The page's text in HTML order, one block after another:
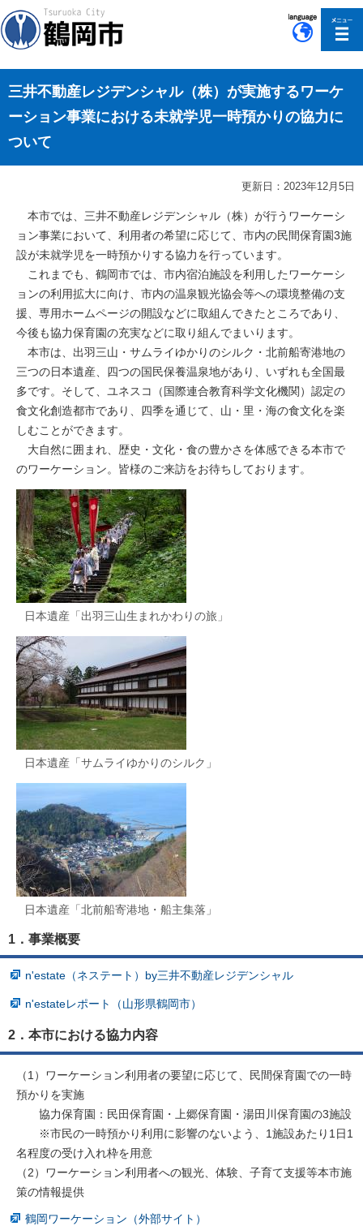
三井不動産レジデンシャル（株）が実施するワーケ
ーション事業における未就学児一時預かりの協力に
ついて
更新日：2023年12月5日
本市では、三井不動産レジデンシャル（株）が行うワーケーシ
ョン事業において、利用者の希望に応じて、市内の民間保育園3施
設が未就学児を一時預かりする協力を行っています。
これまでも、鶴岡市では、市内宿泊施設を利用したワーケーシ
ョンの利用拡大に向け、市内の温泉観光協会等への環境整備の支
援、専用ホームページの開設などに取組んできたところであり、
今後も協力保育園の充実などに取り組んでまいります。
本市は、出羽三山・サムライゆかりのシルク・北前船寄港地の
三つの日本遺産、四つの国民保養温泉地があり、いずれも全国最
多です。そして、ユネスコ（国際連合教育科学文化機関）認定の
食文化創造都市であり、四季を通じて、山・里・海の食文化を楽
しむことができます。
大自然に囲まれ、歴史・文化・食の豊かさを体感できる本市で
のワーケーション。皆様のご来訪をお待ちしております。
日本遺産「出羽三山生まれかわりの旅」
日本遺産「サムライゆかりのシルク」
日本遺産「北前船寄港地・船主集落」
1．事業概要
n'estate（ネステート）by三井不動産レジデンシャル
n'estateレポート（山形県鶴岡市）
2．本市における協力内容
（1）ワーケーション利用者の要望に応じて、民間保育園での一時
預かりを実施
協力保育園：民田保育園・上郷保育園・湯田川保育園の3施設
※市民の一時預かり利用に影響のないよう、1施設あたり1日1
名程度の受け入れ枠を用意
（2）ワーケーション利用者への観光、体験、子育て支援等本市施
策の情報提供
鶴岡ワーケーション（外部サイト）